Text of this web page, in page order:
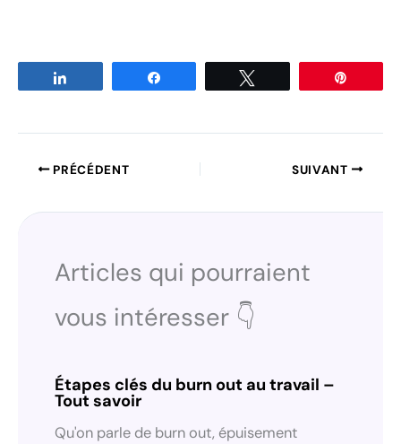
PRÉCÉDENT SUIVANT
Articles qui pourraient
vous intéresser 👇
Étapes clés du burn out au travail –
Tout savoir
Qu'on parle de burn out, épuisement